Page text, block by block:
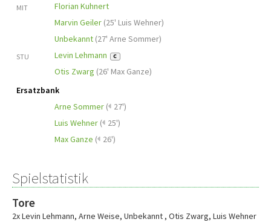
MIT
Florian Kuhnert
Marvin Geiler (25' Luis Wehner)
Unbekannt (27' Arne Sommer)
STU Levin Lehmann C
Otis Zwarg (26' Max Ganze)
Ersatzbank
Arne Sommer ( 27')
Luis Wehner ( 25')
Max Ganze ( 26')
Spielstatistik
Tore
2x Levin Lehmann, Arne Weise, Unbekannt , Otis Zwarg, Luis Wehner